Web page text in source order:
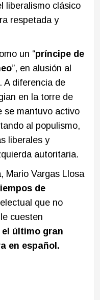
liberalismo clásico
respetada y
un “príncipe de
”, en alusión al
A diferencia de
en la torre de
se mantuvo activo
al populismo,
liberales y
autoritaria.
Mario Vargas Llosa
de
que no
cuesten
el último gran
en español.